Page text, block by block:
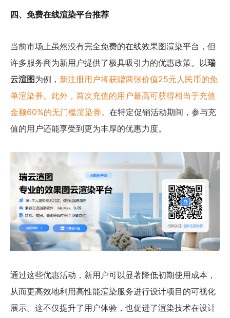
四、免费在线渲染平台推荐
当前市场上虽然没有完全免费的在线效果图渲染平台，但
许多服务商为新用户提供了极具吸引力的优惠政策。以瑞
云渲图为例， 新注册用户将获赠两张价值25元人民币的免
单渲染券。此外，首次充值的用户最高可获得相当于充值
金额60%的无门槛渲染券。 在特定促销活动期间，参与充
值的用户还能享受到更为丰厚的优惠力度。
通过这些优惠活动，新用户可以显著降低初期使用成本，
从而更高效地利用高性能渲染服务进行设计项目的可视化
展示。这不仅提升了用户体验，也促进了渲染技术在设计